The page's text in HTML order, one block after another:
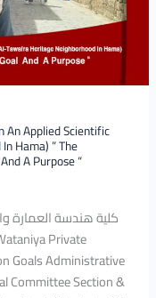
An Applied Scientific
Hama) ” The
A Purpose “
كلية هندسة العمارة
Private
Goals Administrative
Committee Section &